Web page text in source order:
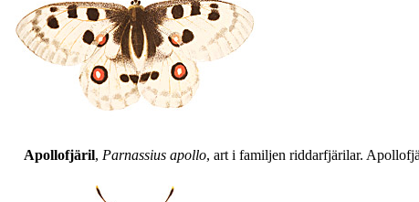
Apollofjäril, Parnassius apollo, art i familjen riddarfjärilar.